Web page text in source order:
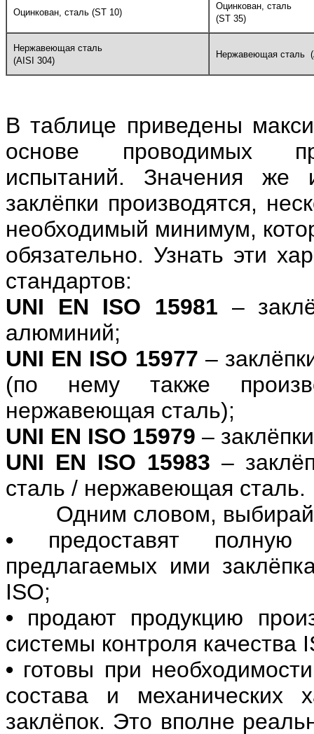
Оцинкован, сталь (ST 10)
Оцинкован, сталь
(ST 35)
Нержавеющая сталь
(AISI 304)
Нержавеющая сталь
В таблице приведены
основе проводимых
испытаний. Значения же
заклёпки производятся,
необходимый минимум,
обязательно. Узнать эти
стандартов:
UNI EN ISO 15981 –
алюминий;
UNI EN ISO 15977 –
(по нему также
нержавеющая сталь);
UNI EN ISO 15979 –
UNI EN ISO 15983 –
сталь / нержавеющая сталь.
Одним словом,
• предоставят
предлагаемых ими
ISO;
• продают продукцию
системы контроля качества
• готовы при
состава и механических
заклёпок. Это вполне